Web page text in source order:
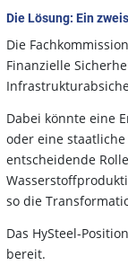
Die Lösung: Ein
Die
Finanzielle
Dabei könnte eine
oder eine
entscheidende
so die
Das HySteel-
bereit.